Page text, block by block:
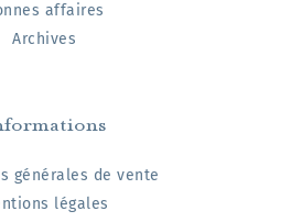
affaires
Archives
générales de vente
légales